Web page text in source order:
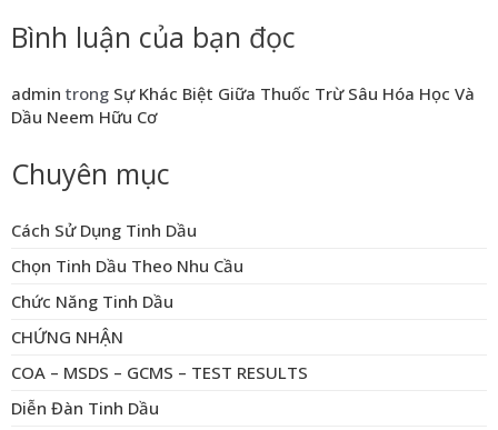
Bình luận của bạn đọc
admin trong Sự Khác Biệt Giữa Thuốc Trừ Sâu Hóa Học Và
Dầu Neem Hữu Cơ
Chuyên mục
Cách Sử Dụng Tinh Dầu
Chọn Tinh Dầu Theo Nhu Cầu
Chức Năng Tinh Dầu
CHỨNG NHẬN
COA – MSDS – GCMS – TEST RESULTS
Diễn Đàn Tinh Dầu